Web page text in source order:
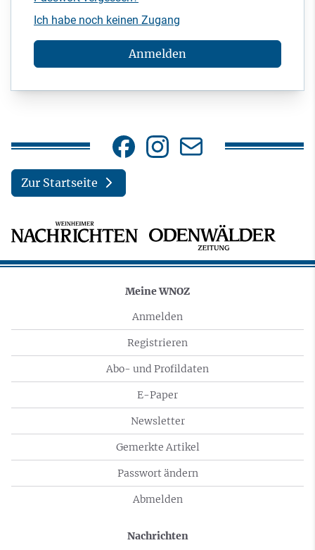
Ich habe noch keinen Zugang
Anmelden
Zur Startseite
Meine WNOZ
Anmelden
Registrieren
Abo- und Profildaten
E-Paper
Newsletter
Gemerkte Artikel
Passwort ändern
Abmelden
Nachrichten